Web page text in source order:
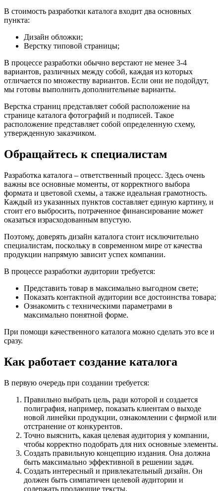
В стоимость разработки каталога входит два основных
пункта:
Дизайн обложки;
Верстку типовой страницы;
В процессе разработки обычно верстают не менее 3-4
вариантов, различных между собой, каждая из которых
отличается по множеству вариантов. Если они не подойдут,
мы готовы выполнить дополнительные варианты.
Верстка страниц представляет собой расположение на
странице каталога фотографий и подписей. Такое
расположение представляет собой определенную схему,
утвержденную заказчиком.
Обращайтесь к специалистам
Разработка каталога – ответственный процесс. Здесь очень
важны все основные моменты, от корректного выбора
формата и цветовой схемы, а также идеальная грамотность.
Каждый из указанных пунктов составляет единую картину, и
стоит его выбросить, потраченное финансирование может
оказаться израсходованным впустую.
Поэтому, доверять дизайн каталога стоит исключительно
специалистам, поскольку в современном мире от качества
продукции напрямую зависит успех компании.
В процессе разработки аудитории требуется:
Представить товар в максимально выгодном свете;
Показать контактной аудитории все достоинства товара;
Ознакомить с техническими параметрами в
максимально понятной форме.
При помощи качественного каталога можно сделать это все и
сразу.
Как работает создание каталога
В первую очередь при создании требуется:
Правильно выбрать цель, ради которой и создается
полиграфия, например, показать клиентам о выходе
новой линейки продукции, ознакомлении с фирмой или
отстранение от конкурентов.
Точно выяснить, какая целевая аудитория у компании,
чтобы корректно подобрать для них основные элементы.
Создать правильную концепцию издания. Она должна
быть максимально эффективной в решении задач.
Создать интересный и привлекательный дизайн. Он
должен быть симпатичен целевой аудитории и
содержать продающие тексты.